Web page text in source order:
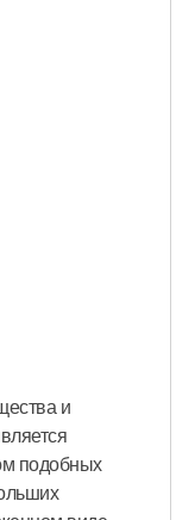
и
подобных